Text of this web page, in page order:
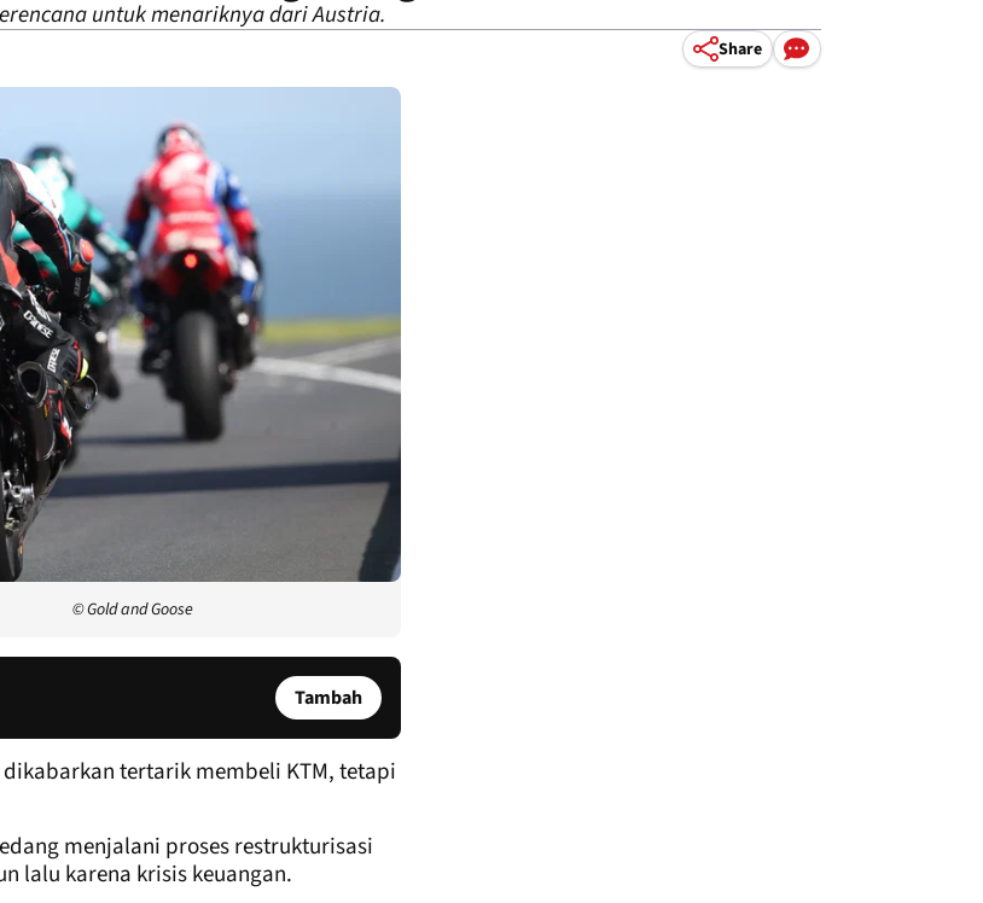
untuk menariknya dari Austria.
Share
© Gold and Goose
Tambah
tertarik membeli KTM, tetapi
menjalani proses restrukturisasi
lalu karena krisis keuangan.